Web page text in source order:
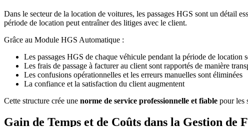
Dans le secteur de la location de voitures, les passages HGS sont un détail
période de location peut entraîner des litiges avec le client.
Grâce au Module HGS Automatique :
Les passages HGS de chaque véhicule pendant la période de location
Les frais de passage à facturer au client sont rapportés de manière
Les confusions opérationnelles et les erreurs manuelles sont éliminées
La confiance et la satisfaction du client augmentent
Cette structure crée une norme de service professionnelle et fiable pour les
Gain de Temps et de Coûts dans la Gestion de